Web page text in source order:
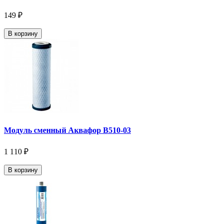
149 ₽
В корзину
Модуль сменный Аквафор В510-03
1 110 ₽
В корзину